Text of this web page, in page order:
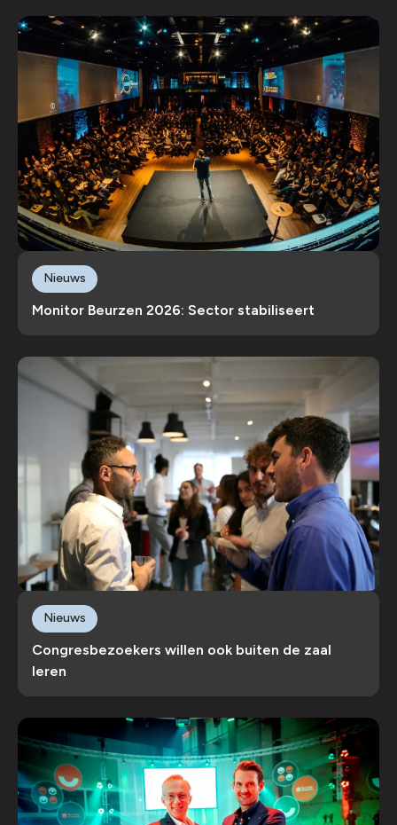
Monitor Beurzen 2026: Sector stabiliseert
Nieuws
Congresbezoekers willen ook buiten de zaal
leren
Nieuws